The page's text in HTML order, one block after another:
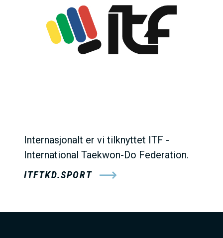
Internasjonalt er vi tilknyttet ITF -
International Taekwon-Do Federation.
ITFTKD.SPORT